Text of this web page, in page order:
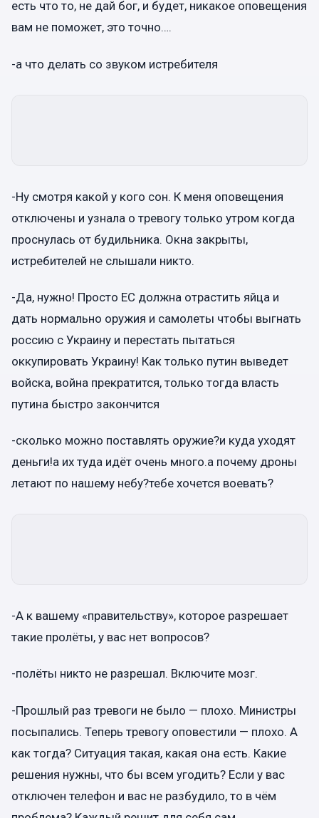
есть что то, не дай бог, и будет, никакое оповещения
вам не поможет, это точно….
-а что делать со звуком истребителя
-Ну смотря какой у кого сон. К меня оповещения
отключены и узнала о тревогу только утром когда
проснулась от будильника. Окна закрыты,
истребителей не слышали никто.
-Да, нужно! Просто ЕС должна отрастить яйца и
дать нормально оружия и самолеты чтобы выгнать
россию с Украину и перестать пытаться
оккупировать Украину! Как только путин выведет
войска, война прекратится, только тогда власть
путина быстро закончится
-сколько можно поставлять оружие?и куда уходят
деньги!а их туда идёт очень много.а почему дроны
летают по нашему небу?тебе хочется воевать?
-А к вашему «правительству», которое разрешает
такие пролёты, у вас нет вопросов?
-полёты никто не разрешал. Включите мозг.
-Прошлый раз тревоги не было — плохо. Министры
посыпались. Теперь тревогу оповестили — плохо. А
как тогда? Ситуация такая, какая она есть. Какие
решения нужны, что бы всем угодить? Если у вас
отключен телефон и вас не разбудило, то в чём